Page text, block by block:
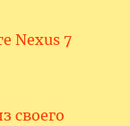
Nexus 7
своего